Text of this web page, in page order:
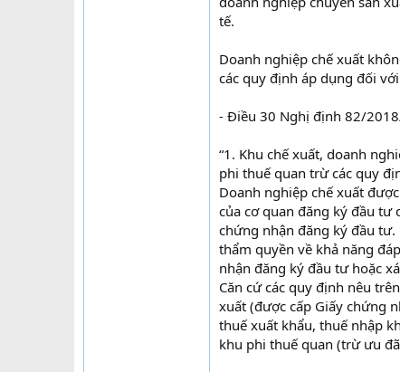
tế.
Doanh nghiệp chế xuất
các quy định áp dụng đối
- Điều 30 Nghị định 82/
“1. Khu chế xuất, doanh
phi thuế quan trừ các quy
Doanh nghiệp chế xuất
của cơ quan đăng ký đầu
chứng nhận đăng ký đầu
thẩm quyền về khả năng
nhận đăng ký đầu tư hoặc
Căn cứ các quy định nêu
xuất (được cấp Giấy chứng
thuế xuất khẩu, thuế nhập
khu phi thuế quan (trừ ưu